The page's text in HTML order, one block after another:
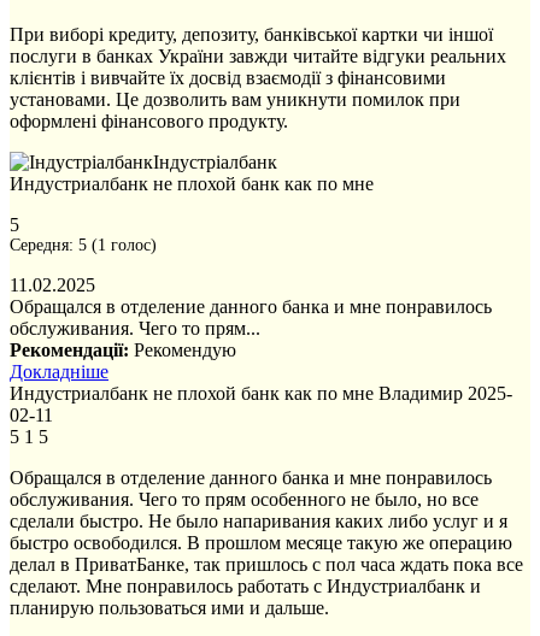
При виборі кредиту, депозиту, банківської картки чи іншої
послуги в банках України завжди читайте відгуки реальних
клієнтів і вивчайте їх досвід взаємодії з фінансовими
установами. Це дозволить вам уникнути помилок при
оформлені фінансового продукту.
Індустріалбанк
Индустриалбанк не плохой банк как по мне
5
Середня: 5 (1 голос)
11.02.2025
Обращался в отделение данного банка и мне понравилось
обслуживания. Чего то прям...
Рекомендації: Рекомендую
Докладніше
Индустриалбанк не плохой банк как по мне Владимир 2025-
02-11
5 1 5
Обращался в отделение данного банка и мне понравилось
обслуживания. Чего то прям особенного не было, но все
сделали быстро. Не было напаривания каких либо услуг и я
быстро освободился. В прошлом месяце такую же операцию
делал в ПриватБанке, так пришлось с пол часа ждать пока все
сделают. Мне понравилось работать с Индустриалбанк и
планирую пользоваться ими и дальше.